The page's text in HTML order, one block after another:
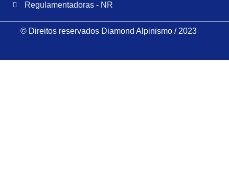
Regulamentadoras - NR
© Direitos reservados Diamond Alpinismo / 2023